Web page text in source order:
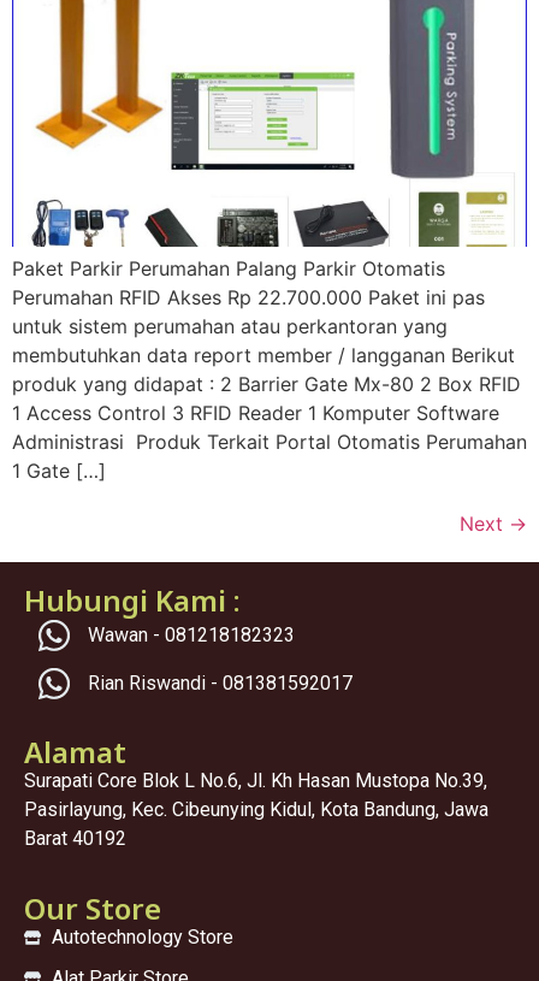
Paket Parkir Perumahan Palang Parkir Otomatis
Perumahan RFID Akses Rp 22.700.000 Paket ini pas
untuk sistem perumahan atau perkantoran yang
membutuhkan data report member / langganan Berikut
produk yang didapat : 2 Barrier Gate Mx-80 2 Box RFID
1 Access Control 3 RFID Reader 1 Komputer Software
Administrasi Produk Terkait Portal Otomatis Perumahan
1 Gate […]
Next →
Hubungi Kami :
Wawan - 081218182323
Rian Riswandi - 081381592017
Alamat
Surapati Core Blok L No.6, Jl. Kh Hasan Mustopa No.39,
Pasirlayung, Kec. Cibeunying Kidul, Kota Bandung, Jawa
Barat 40192
Our Store
Autotechnology Store